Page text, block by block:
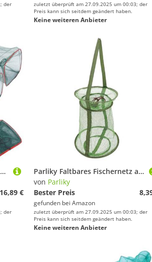
der
zuletzt überprüft am 27.09.2025 um 00:03; der
Preis kann sich seitdem geändert haben.
Keine weiteren Anbieter
5 Stück Fischreuse, Krebsreuse Setzkescher Gummiert Senke Reuse Köderfischsenke Fischfalle Köderfischreuse Aalreuse Köder Faltbare Froschfalle Kann Gefaltet Angelkescher für Teich Fischfang
16,89 €
der
Parliky Faltbares Fischernetz aus Stahl Draht Kleines Grünes Mesh Reusen Zubehör für See Fluss und Teich Angeln Praktisches Klappbares Fischfangnetz für Einfache Lagerung Zufällige Farbe
von Parliky
Bester Preis
gefunden bei Amazon
zuletzt überprüft am 27.09.2025 um 00:03; der
Preis kann sich seitdem geändert haben.
Keine weiteren Anbieter